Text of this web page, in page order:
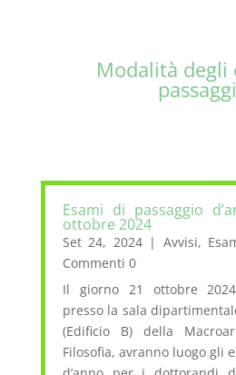
Modalità degli
Esami di passaggio
ottobre 2024
Set 24, 2024| Avvisi,
Commenti 0
Il giorno 21 ottobre
presso la sala
(Edificio B) della
Filosofia, avranno luogo gli